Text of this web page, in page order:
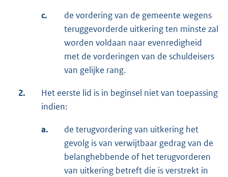
c.
de vordering van de gemeente wegens
teruggevorderde uitkering ten minste zal
worden voldaan naar evenredigheid
met de vorderingen van de schuldeisers
van gelijke rang.
2.
Het eerste lid is in beginsel niet van toepassing
indien:
a.
de terugvordering van uitkering het
gevolg is van verwijtbaar gedrag van de
belanghebbende of het terugvorderen
van uitkering betreft die is verstrekt in